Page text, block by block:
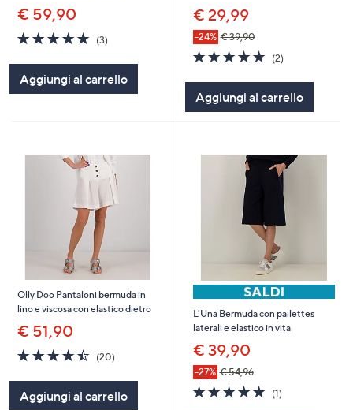
€ 59,90
5.0
of
5
Stars
(3)3
Aggiungi al carrello
€ 29,99
-24% € 39,90
5.0
of
5
Stars
(2)2
Aggiungi al carrello
Olly Doo Pantaloni bermuda in
lino e viscosa con elastico dietro
€ 51,90
4.4
of
5
Stars
(20)20
Aggiungi al carrello
L'Una Bermuda con pailettes
laterali e elastico in vita
€ 39,90
-27% € 54,96
5.0
of
(1)1